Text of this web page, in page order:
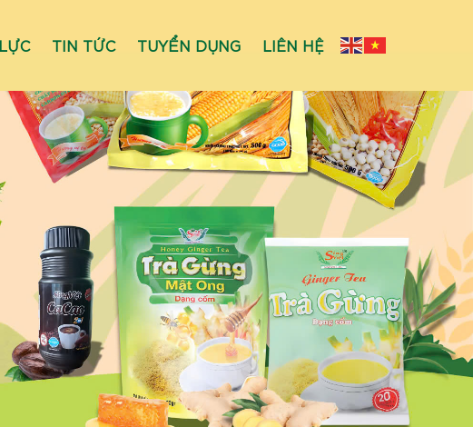
TIN TỨC TUYỂN DỤNG LIÊN HỆ